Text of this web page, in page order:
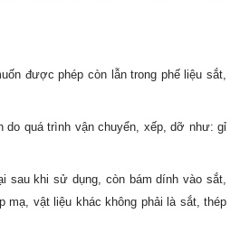
được phép còn lẫn trong phế liệu sắt,
do quá trình vận chuyển, xếp, dỡ như: gỉ
sau khi sử dụng, còn bám dính vào sắt,
vật liệu khác không phải là sắt, thép